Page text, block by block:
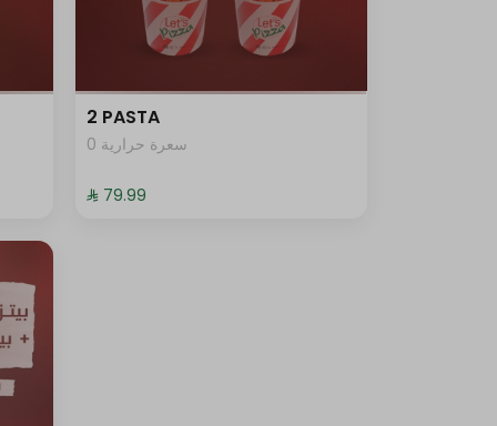
2 PASTA
0 سعرة حرارية
⁨⁦‪‬ 79.99⁩